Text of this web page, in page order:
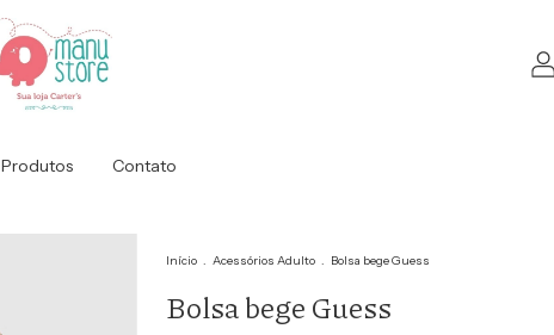
Produtos Contato
Início . Acessórios Adulto . Bolsa bege Guess
Bolsa bege Guess